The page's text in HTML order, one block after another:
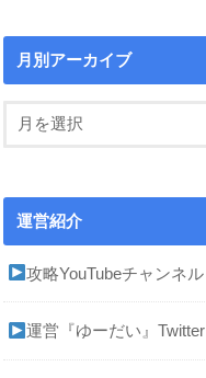
月別アーカイブ
運営紹介
攻略YouTubeチャンネル
運営『ゆーだい』Twitter